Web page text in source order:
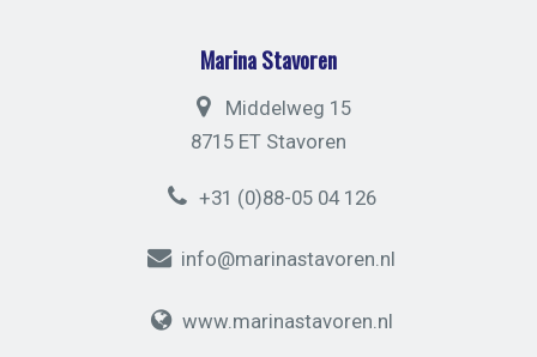
Marina Stavoren
Middelweg 15
8715 ET Stavoren
+31 (0)88-05 04 126
info@marinastavoren.nl
www.marinastavoren.nl